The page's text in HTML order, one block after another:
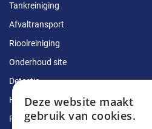
Tankreiniging
Afvaltransport
Rioolreiniging
Onderhoud site
Detectie
Herstellingen
Ruimingen
Deze website maakt
gebruik van cookies.